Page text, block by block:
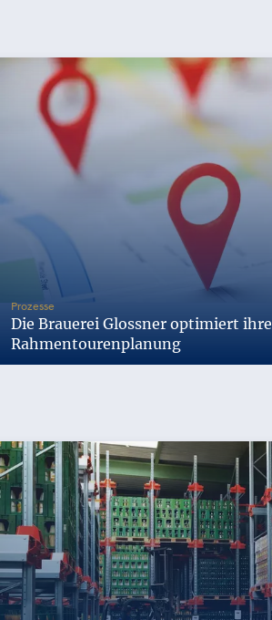
Prozesse
Die Brauerei Glossner optimiert ihre
Rahmentourenplanung